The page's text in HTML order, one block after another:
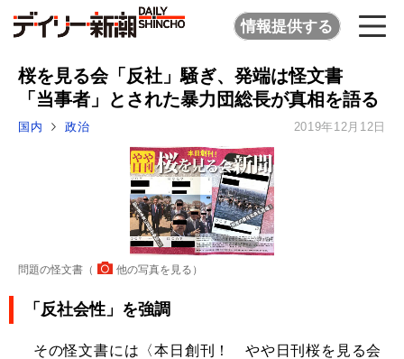
情報提供する
桜を見る会「反社」騒ぎ、発端は怪文書
「当事者」とされた暴力団総長が真相を語る
国内 政治 2019年12月12日
問題の怪文書（ 他の写真を見る ）
「反社会性」を強調
その怪文書には〈本日創刊！ やや日刊桜を見る会